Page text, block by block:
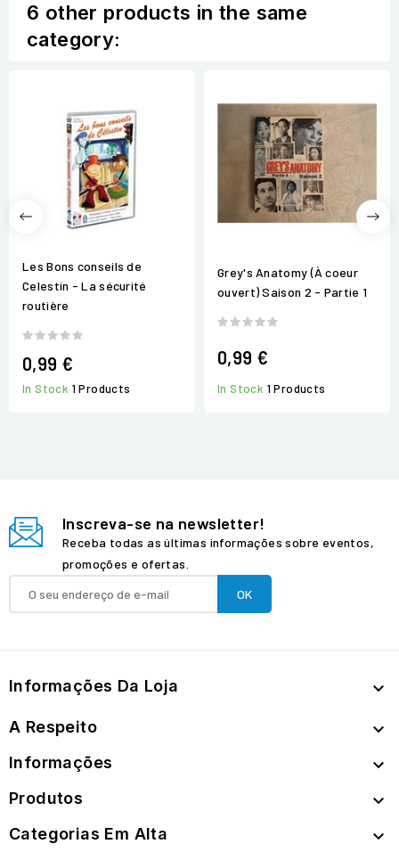
6 other products in the same
category:
Les Bons conseils de
Celestin - La sécurité
routière
0,99 €
In Stock 1 Products
Grey's Anatomy (À coeur
ouvert) Saison 2 - Partie 1
0,99 €
In Stock 1 Products
Inscreva-se na newsletter!
Receba todas as últimas informações sobre eventos,
promoções e ofertas.
Informações Da Loja 
A Respeito 
Informações 
Produtos 
Categorias Em Alta 